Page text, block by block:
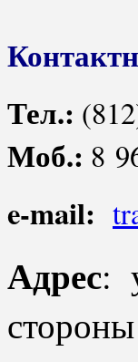
Тел.:
Моб.: 8
e-mail:
Адрес: